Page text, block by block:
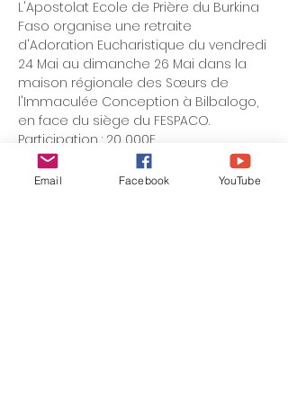
L'Apostolat Ecole de Prière du Burkina
Faso organise une retraite
d'Adoration Eucharistique du vendredi
24 Mai au dimanche 26 Mai dans la
maison régionale des Sœurs de
l'Immaculée Conception à Bilbalogo,
en face du siège du FESPACO.
Participation : 20 000F
Info : +226 07 07 41 13.
Email Facebook YouTube